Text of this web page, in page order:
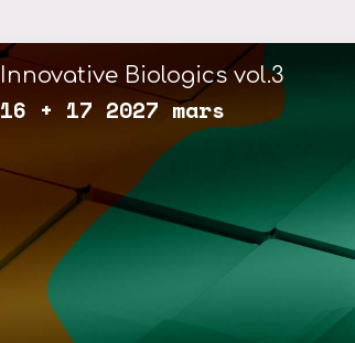
Innovative Biologics vol.3
16 + 17 2027 mars